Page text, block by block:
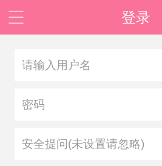
登录
安全提问(未设置请忽略)